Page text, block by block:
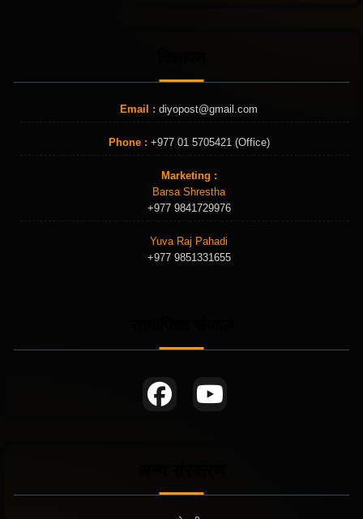
Email : diyopost@gmail.com
Phone : +977 01 5705421 (Office)
Marketing :
Barsa Shrestha
+977 9841729976
Yuva Raj Pahadi
+977 9851331655